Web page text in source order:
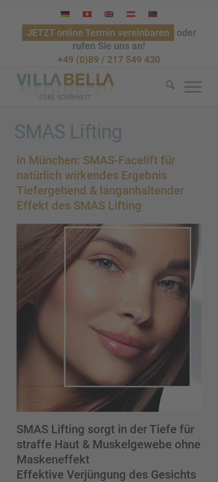
JETZT online Termin vereinbaren
oder
rufen Sie uns an!
+49 (0)89 / 217 549 430
SMAS Lifting
in München: SMAS-Facelift für
natür­lich wirken­des Ergeb­nis
Tiefer­ge­hend & langan­hal­ten­der
Effekt des SMAS Lifting
SMAS Lifting sorgt in der Tiefe für
straffe Haut & Muskel­ge­webe ohne
Masken­ef­fekt
Effek­tive Verjün­gung des Gesichts